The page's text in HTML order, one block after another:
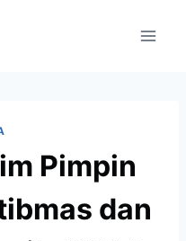
Pimpin
dan